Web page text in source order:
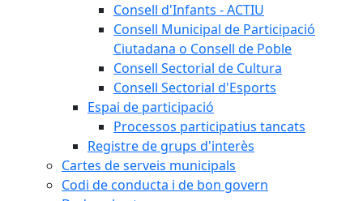
Consell d'Infants - ACTIU
Consell Municipal de Participació
Ciutadana o Consell de Poble
Consell Sectorial de Cultura
Consell Sectorial d'Esports
Espai de participació
Processos participatius tancats
Registre de grups d'interès
Cartes de serveis municipals
Codi de conducta i de bon govern